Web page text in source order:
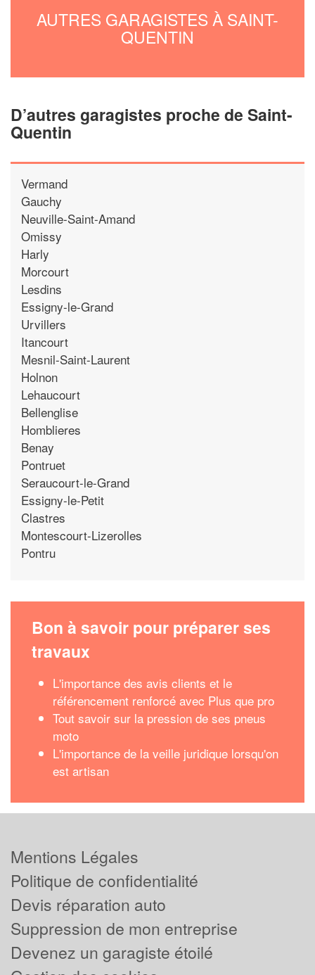
AUTRES GARAGISTES À SAINT-
QUENTIN
D’autres garagistes proche de Saint-
Quentin
Vermand
Gauchy
Neuville-Saint-Amand
Omissy
Harly
Morcourt
Lesdins
Essigny-le-Grand
Urvillers
Itancourt
Mesnil-Saint-Laurent
Holnon
Lehaucourt
Bellenglise
Homblieres
Benay
Pontruet
Seraucourt-le-Grand
Essigny-le-Petit
Clastres
Montescourt-Lizerolles
Pontru
Bon à savoir pour préparer ses
travaux
L'importance des avis clients et le
référencement renforcé avec Plus que pro
Tout savoir sur la pression de ses pneus
moto
L'importance de la veille juridique lorsqu'on
est artisan
Mentions Légales
Politique de confidentialité
Devis réparation auto
Suppression de mon entreprise
Devenez un garagiste étoilé